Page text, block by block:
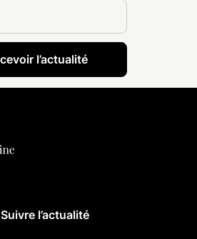
Suivre l’actualité